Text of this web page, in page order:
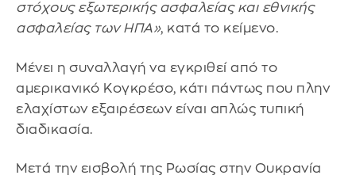
στόχους εξωτερικής ασφαλείας και εθνικής
ασφαλείας των ΗΠΑ», κατά το κείμενο.
Μένει η συναλλαγή να εγκριθεί από το
αμερικανικό Κογκρέσο, κάτι πάντως που πλην
ελαχίστων εξαιρέσεων είναι απλώς τυπική
διαδικασία.
Μετά την εισβολή της Ρωσίας στην Ουκρανία